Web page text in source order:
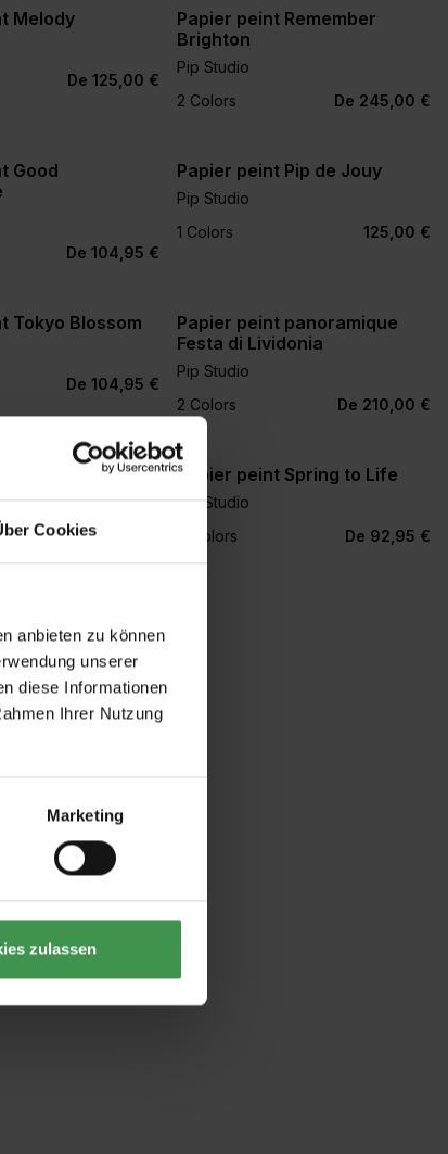
Cookies
anbieten zu können
unserer
diese Informationen
Ihrer Nutzung
Marketing
zulassen
Melody
De 125,00 €
Papier peint Remember
Brighton
Pip Studio
2 Colors
De 245,00 €
Good
De 104,95 €
Papier peint Pip de Jouy
Pip Studio
1 Colors
125,00 €
+1
Tokyo Blossom
De 104,95 €
Papier peint panoramique
Festa di Lividonia
Pip Studio
2 Colors
De 210,00 €
245,00 € +3
Papier peint Spring to Life
Pip Studio
7 Colors
De 92,95 €